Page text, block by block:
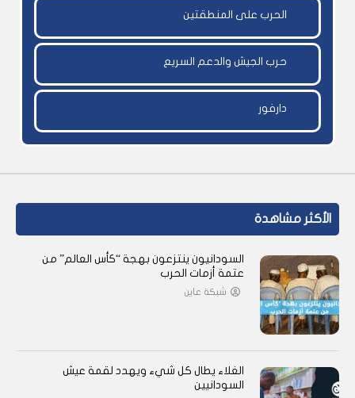
الحرب على المنطقتين
حرب الجيش والدعم السريع
دارفور
الأكثر مشاهدة
السودانيون ينتزعون بهجة “كأس العالم” من
عتمة أزمات الحرب
شبكة عاين
الغلاء يطال كل شيء ويهدد لقمة عيش
السودانيين